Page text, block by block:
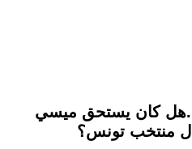
كان يستحق ميسي
منتخب تونس؟